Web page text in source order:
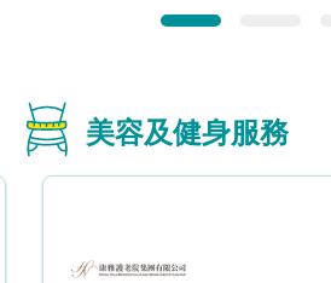
美容及健身服務